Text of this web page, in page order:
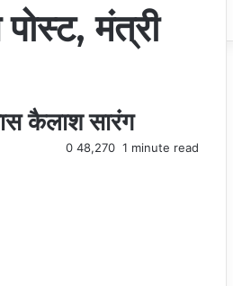
मंत्री
कैलाश सारंग
0 48,270 1 minute read